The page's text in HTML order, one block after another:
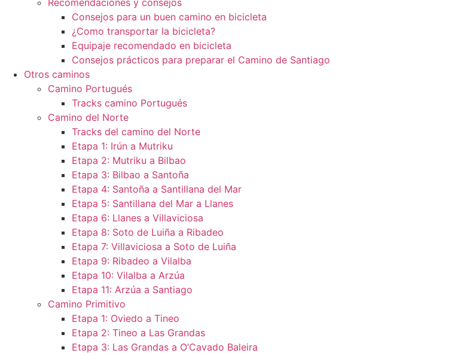
Recomendaciones y consejos
Consejos para un buen camino en bicicleta
¿Como transportar la bicicleta?
Equipaje recomendado en bicicleta
Consejos prácticos para preparar el Camino de Santiago
Otros caminos
Camino Portugués
Tracks camino Portugués
Camino del Norte
Tracks del camino del Norte
Etapa 1: Irún a Mutriku
Etapa 2: Mutriku a Bilbao
Etapa 3: Bilbao a Santoña
Etapa 4: Santoña a Santillana del Mar
Etapa 5: Santillana del Mar a Llanes
Etapa 6: Llanes a Villaviciosa
Etapa 8: Soto de Luiña a Ribadeo
Etapa 7: Villaviciosa a Soto de Luiña
Etapa 9: Ribadeo a Vilalba
Etapa 10: Vilalba a Arzúa
Etapa 11: Arzúa a Santiago
Camino Primitivo
Etapa 1: Oviedo a Tineo
Etapa 2: Tineo a Las Grandas
Etapa 3: Las Grandas a O’Cavado Baleira